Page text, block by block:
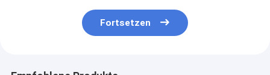
Fortsetzen